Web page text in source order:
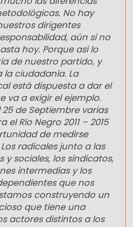
No hay
dirigentes
aún si no
hoy. Porque así lo
de nuestro partido, y
la ciudadanía. La
está dispuesta a dar el
va a exigir el ejemplo.
25 de Septiembre varias
Río Negro 2011 – 2015
de medirse
radicales junto a las
y sociales, los sindicatos,
intermedias y los
que nos
construyendo un
que tiene una
actores distintos a los